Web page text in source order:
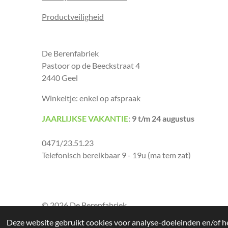
Deze website gebruikt cookies voor analyse-doeleinden en/of
Productveiligheid
De Berenfabriek
Pastoor op de Beeckstraat 4
2440 Geel
Winkeltje: enkel op afspraak
JAARLIJKSE VAKANTIE: 9 t/m 24 augustus
0471/23.51.23
Telefonisch bereikbaar 9 - 19u (ma tem zat)
© 2026 De Berenfabriek